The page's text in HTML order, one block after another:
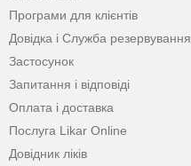
Програми для клієнтів
Довідка і Служба резервування
Застосунок
Запитання і відповіді
Оплата і доставка
Послуга Likar Online
Довідник ліків